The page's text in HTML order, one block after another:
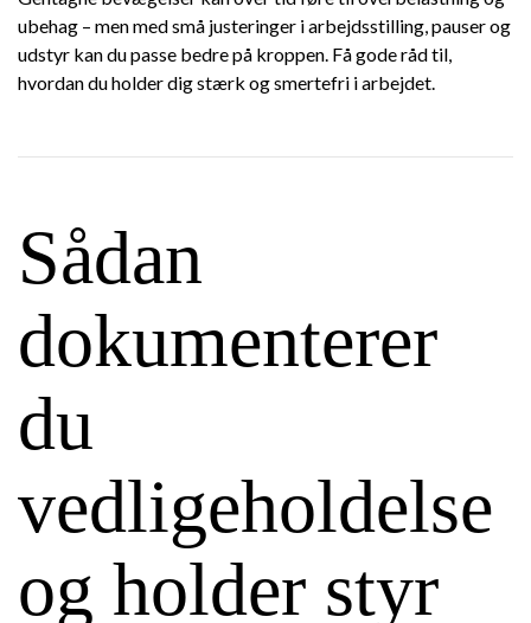
ubehag – men med små justeringer i arbejdsstilling, pauser og
udstyr kan du passe bedre på kroppen. Få gode råd til,
hvordan du holder dig stærk og smertefri i arbejdet.
Sådan
dokumenterer
du
vedligeholdelse
og holder styr